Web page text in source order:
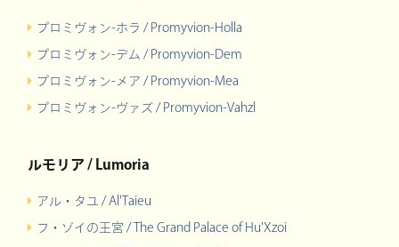
プロミヴォン-ホラ / Promyvion-Holla
プロミヴォン-デム / Promyvion-Dem
プロミヴォン-メア / Promyvion-Mea
プロミヴォン-ヴァズ / Promyvion-Vahzl
ルモリア / Lumoria
アル・タユ / Al'Taieu
フ・ゾイの王宮 / The Grand Palace of Hu'Xzoi